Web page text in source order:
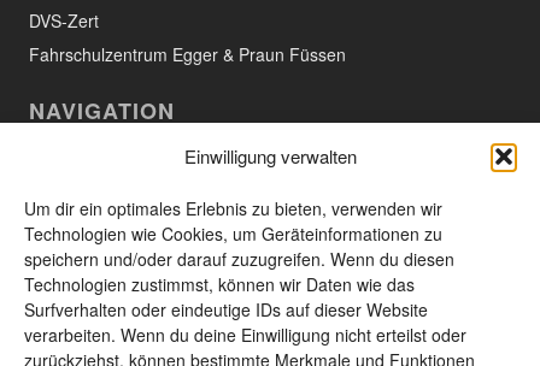
Einwilligung verwalten
Um dir ein optimales Erlebnis zu bieten, verwenden wir
Technologien wie Cookies, um Geräteinformationen zu
speichern und/oder darauf zuzugreifen. Wenn du diesen
Technologien zustimmst, können wir Daten wie das
Surfverhalten oder eindeutige IDs auf dieser Website
verarbeiten. Wenn du deine Einwilligung nicht erteilst oder
zurückziehst, können bestimmte Merkmale und Funktionen
DVS-Zert
Fahrschulzentrum Egger & Praun Füssen
NAVIGATION
Aktuelles
Das Unternehmen
Leistungen und Produkte
Unsere Produkte